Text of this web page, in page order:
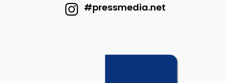
#pressmedia.net